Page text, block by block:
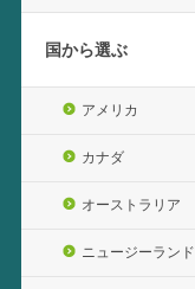
国から選ぶ
アメリカ
カナダ
オーストラリア
ニュージーランド